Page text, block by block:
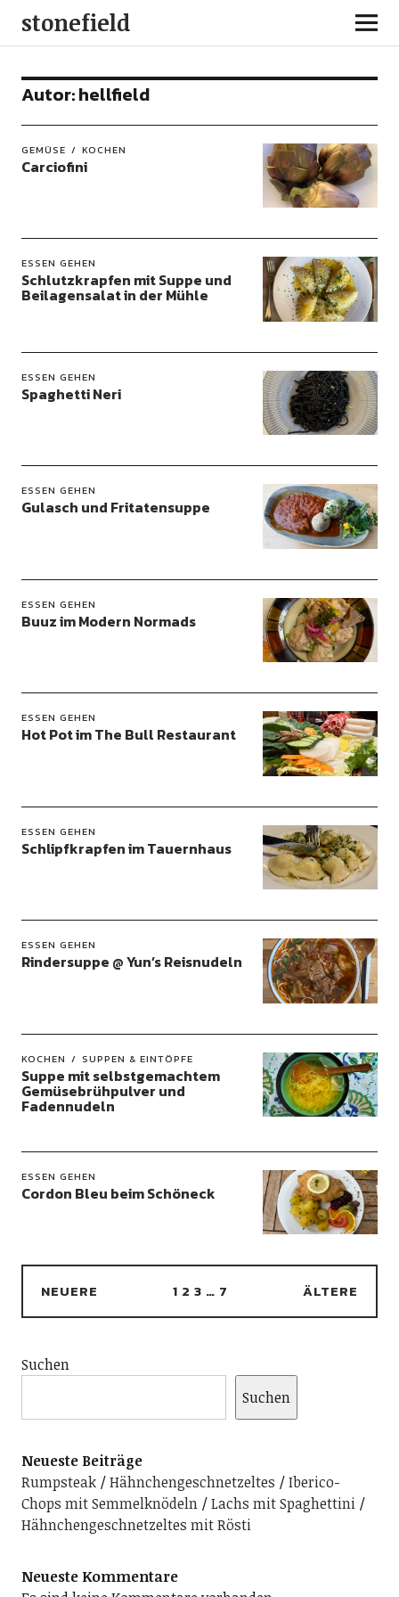
stonefield
Autor:hellfield
GEMÜSE KOCHEN
Carciofini
ESSEN GEHEN
Schlutzkrapfen mit Suppe und
Beilagensalat in der Mühle
ESSEN GEHEN
Spaghetti Neri
ESSEN GEHEN
Gulasch und Fritatensuppe
ESSEN GEHEN
Buuz im Modern Normads
ESSEN GEHEN
Hot Pot im The Bull Restaurant
ESSEN GEHEN
Schlipfkrapfen im Tauernhaus
ESSEN GEHEN
Rindersuppe @ Yun’s Reisnudeln
KOCHEN SUPPEN & EINTÖPFE
Suppe mit selbstgemachtem
Gemüsebrühpulver und
Fadennudeln
ESSEN GEHEN
Cordon Bleu beim Schöneck
NEUERE 1 2 3 … 7 ÄLTERE
Suchen
Suchen
Neueste Beiträge
Rumpsteak
Hähnchengeschnetzeltes
Iberico-
Chops mit Semmelknödeln
Lachs mit Spaghettini
Hähnchengeschnetzeltes mit Rösti
Neueste Kommentare